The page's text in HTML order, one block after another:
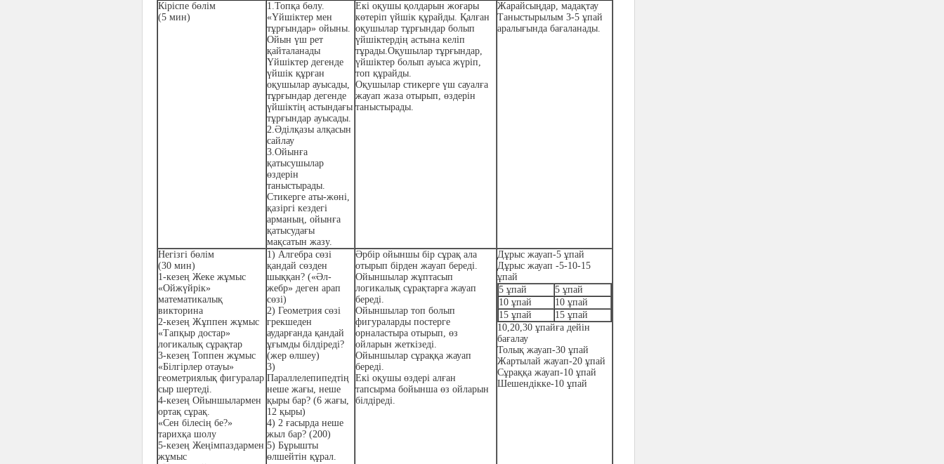
Кіріспе бөлім
(5 мин)
1.Топқа бөлу.
«Үйшіктер мен
тұрғындар» ойыны.
Ойын үш рет
қайталанады
Үйшіктер дегенде
үйшік құрған
оқушылар ауысады,
тұрғындар дегенде
үйшіктің астындағы
тұрғындар ауысады.
2.Әділқазы алқасын
сайлау
3.Ойынға
қатысушылар
өздерін
таныстырады.
Стикерге аты-жөні,
қазіргі кездегі
арманың, ойынға
қатысудағы
мақсатын жазу.
Екі оқушы қолдарын жоғары
көтеріп үйшік құрайды. Қалған
оқушылар тұрғындар болып
үйшіктердің астына келіп
тұрады.Оқушылар тұрғындар,
үйшіктер болып ауыса жүріп,
топ құрайды.
Оқушылар стикерге үш сауалға
жауап жаза отырып, өздерін
таныстырады.
Жарайсыңдар, мадақтау
Таныстырылым 3-5 ұпай
аралығында бағаланады.
Негізгі бөлім
(30 мин)
1-кезең Жеке жұмыс
«Ойжүйрік»
математикалық
викторина
2-кезең Жұппен жұмыс
«Тапқыр достар»
логикалық сұрақтар
3-кезең Топпен жұмыс
«Білгірлер отауы»
геометриялық фигуралар
сыр шертеді.
4-кезең Ойыншылармен
ортақ сұрақ.
«Сен білесің бе?»
тарихқа шолу
5-кезең Жеңімпаздармен
жұмыс
1) Алгебра сөзі
қандай сөзден
шыққан? («Әл-
жебр» деген арап
сөзі)
2) Геометрия сөзі
грекшеден
аударғанда қандай
ұғымды білдіреді?
(жер өлшеу)
3)
Параллелепипедтің
неше жағы, неше
қыры бар? (6 жағы,
12 қыры)
4) 2 ғасырда неше
жыл бар? (200)
5) Бұрышты
өлшейтін құрал.
Әрбір ойыншы бір сұрақ ала
отырып бірден жауап береді.
Ойыншылар жұптасып
логикалық сұрақтарға жауап
береді.
Ойыншылар топ болып
фигураларды постерге
орналастыра отырып, өз
ойларын жеткізеді.
Ойыншылар сұраққа жауап
береді.
Екі оқушы өздері алған
тапсырма бойынша өз ойларын
білдіреді.
Дұрыс жауап-5 ұпай
Дұрыс жауап -5-10-15
ұпай
5 ұпай
5 ұпай
10 ұпай
10 ұпай
15 ұпай
15 ұпай
10,20,30 ұпайға дейін
бағалау
Толық жауап-30 ұпай
Жартылай жауап-20 ұпай
Сұраққа жауап-10 ұпай
Шешендікке-10 ұпай